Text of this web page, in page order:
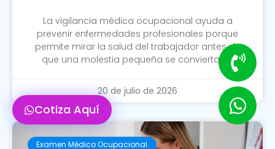
La vigilancia médica ocupacional ayuda a
prevenir enfermedades profesionales porque
permite mirar la salud del trabajador antes de
que una molestia pequeña se convierta en
20 de julio de 2026
Examen Médico Ocupacional
Cotiza Aquí